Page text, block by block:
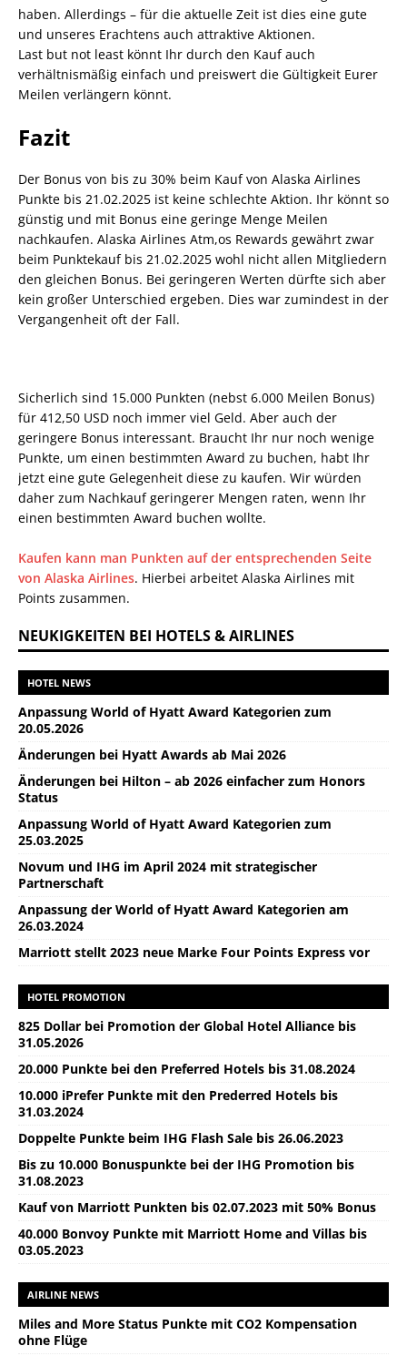
haben. Allerdings – für die aktuelle Zeit ist dies eine gute
und unseres Erachtens auch attraktive Aktionen.
Last but not least könnt Ihr durch den Kauf auch
verhältnismäßig einfach und preiswert die Gültigkeit Eurer
Meilen verlängern könnt.
Fazit
Der Bonus von bis zu 30% beim Kauf von Alaska Airlines
Punkte bis 21.02.2025 ist keine schlechte Aktion. Ihr könnt so
günstig und mit Bonus eine geringe Menge Meilen
nachkaufen. Alaska Airlines Atm,os Rewards gewährt zwar
beim Punktekauf bis 21.02.2025 wohl nicht allen Mitgliedern
den gleichen Bonus. Bei geringeren Werten dürfte sich aber
kein großer Unterschied ergeben. Dies war zumindest in der
Vergangenheit oft der Fall.
Sicherlich sind 15.000 Punkten (nebst 6.000 Meilen Bonus)
für 412,50 USD noch immer viel Geld. Aber auch der
geringere Bonus interessant. Braucht Ihr nur noch wenige
Punkte, um einen bestimmten Award zu buchen, habt Ihr
jetzt eine gute Gelegenheit diese zu kaufen. Wir würden
daher zum Nachkauf geringerer Mengen raten, wenn Ihr
einen bestimmten Award buchen wollte.
Kaufen kann man Punkten auf der entsprechenden Seite
von Alaska Airlines. Hierbei arbeitet Alaska Airlines mit
Points zusammen.
NEUKIGKEITEN BEI HOTELS & AIRLINES
HOTEL NEWS
Anpassung World of Hyatt Award Kategorien zum
20.05.2026
Änderungen bei Hyatt Awards ab Mai 2026
Änderungen bei Hilton – ab 2026 einfacher zum Honors
Status
Anpassung World of Hyatt Award Kategorien zum
25.03.2025
Novum und IHG im April 2024 mit strategischer
Partnerschaft
Anpassung der World of Hyatt Award Kategorien am
26.03.2024
Marriott stellt 2023 neue Marke Four Points Express vor
HOTEL PROMOTION
825 Dollar bei Promotion der Global Hotel Alliance bis
31.05.2026
20.000 Punkte bei den Preferred Hotels bis 31.08.2024
10.000 iPrefer Punkte mit den Prederred Hotels bis
31.03.2024
Doppelte Punkte beim IHG Flash Sale bis 26.06.2023
Bis zu 10.000 Bonuspunkte bei der IHG Promotion bis
31.08.2023
Kauf von Marriott Punkten bis 02.07.2023 mit 50% Bonus
40.000 Bonvoy Punkte mit Marriott Home and Villas bis
03.05.2023
AIRLINE NEWS
Miles and More Status Punkte mit CO2 Kompensation
ohne Flüge